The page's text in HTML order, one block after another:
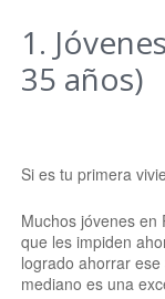
1.
35 años)
Si es tu primera
Muchos jóvenes
que les impiden
logrado ahorrar
mediano es una